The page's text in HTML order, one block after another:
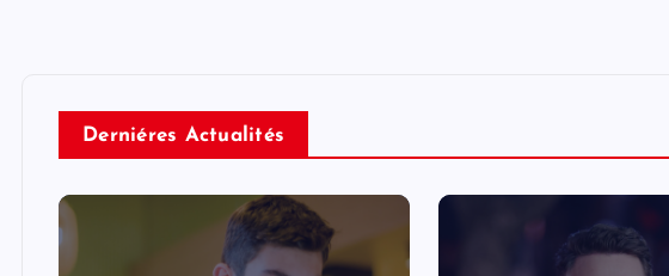
Derniéres Actualités